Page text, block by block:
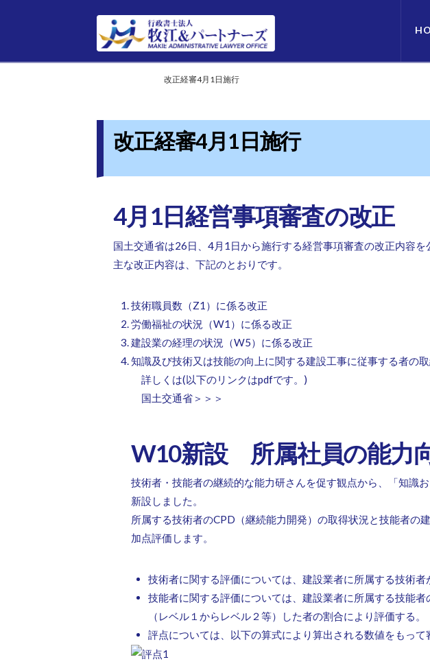
改正経審4月1日施行
改正経審4月1日施行
4月1日経営事項審査の改正
国土交通省は26日、4月1日から施行する経営事項審査の改正内容を
主な改正内容は、下記のとおりです。
技術職員数（Z1）に係る改正
労働福祉の状況（W1）に係る改正
建設業の経理の状況（W5）に係る改正
知識及び技術又は技能の向上に関する建設工事に従事する者の
詳しくは(以下のリンクはpdfです。)
国土交通省＞＞＞
W10新設 所属社員の能力
技術者・技能者の継続的な能力研さんを促す観点から、「知識
新設しました。
所属する技術者のCPD（継続能力開発）の取得状況と技能者の
加点評価します。
技術者に関する評価については、建設業者に所属する技術
技能者に関する評価については、建設業者に所属する技能
（レベル１からレベル２等）した者の割合により評価する。
評点については、以下の算式により算出される数値をもって